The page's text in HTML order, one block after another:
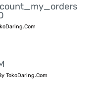
TokoDaring.Com